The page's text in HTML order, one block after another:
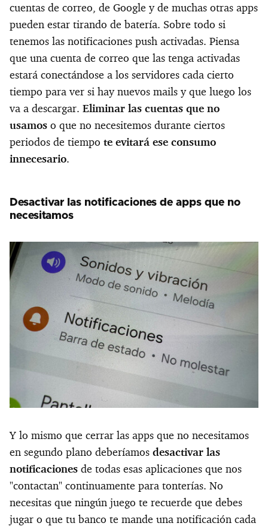
cuentas de correo, de Google y de muchas otras apps
pueden estar tirando de batería. Sobre todo si
tenemos las notificaciones push activadas. Piensa
que una cuenta de correo que las tenga activadas
estará conectándose a los servidores cada cierto
tiempo para ver si hay nuevos mails y que luego los
va a descargar. Eliminar las cuentas que no
usamos o que no necesitemos durante ciertos
periodos de tiempo te evitará ese consumo
innecesario.
Desactivar las notificaciones de apps que no
necesitamos
Y lo mismo que cerrar las apps que no necesitamos
en segundo plano deberíamos desactivar las
notificaciones de todas esas aplicaciones que nos
"contactan" continuamente para tonterías. No
necesitas que ningún juego te recuerde que debes
jugar o que tu banco te mande una notificación cada